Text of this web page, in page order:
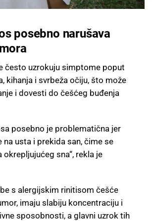
posebno narušava
često uzrokuju simptome poput
kihanja i svrbeža očiju, što može
i dovesti do češćeg buđenja
posebno je problematična jer
na usta i prekida san, čime se
sna“, rekla je
s alergijskim rinitisom češće
imaju slabiju koncentraciju i
sposobnosti, a glavni uzrok tih